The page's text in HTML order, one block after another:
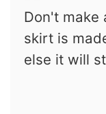
Don't make
skirt is
else it will